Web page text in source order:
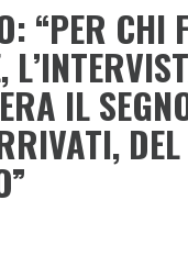
“PER CHI
IL
DEL